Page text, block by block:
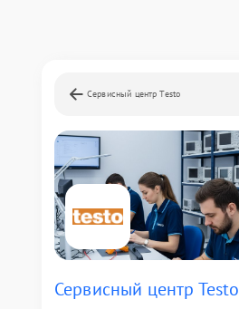
Сервисный центр Testo
Сервисный центр Testo